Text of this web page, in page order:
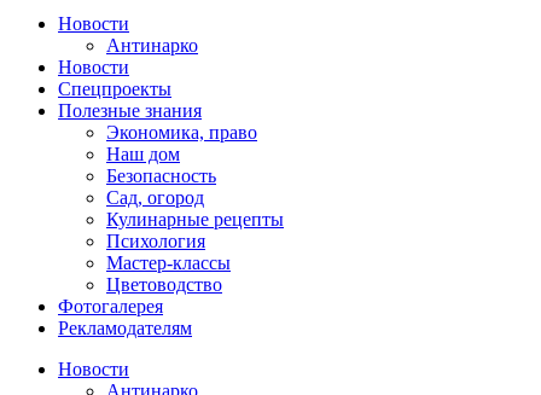
Новости
Антинарко
Новости
Спецпроекты
Полезные знания
Экономика, право
Наш дом
Безопасность
Сад, огород
Кулинарные рецепты
Психология
Мастер-классы
Цветоводство
Фотогалерея
Рекламодателям
Новости